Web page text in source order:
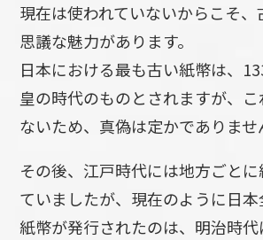
現在は使われていないからこそ
思議な魅力があります。
日本における最も古い紙幣は、
皇の時代のものとされますが、
ないため、真偽は定かでありませ
その後、江戸時代には地方ごと
ていましたが、現在のように日
紙幣が発行されたのは、明治時